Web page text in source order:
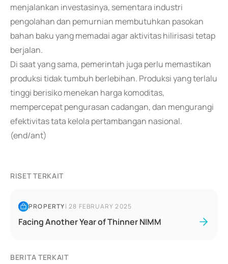
menjalankan investasinya, sementara industri
pengolahan dan pemurnian membutuhkan pasokan
bahan baku yang memadai agar aktivitas hilirisasi tetap
berjalan.
Di saat yang sama, pemerintah juga perlu memastikan
produksi tidak tumbuh berlebihan. Produksi yang terlalu
tinggi berisiko menekan harga komoditas,
mempercepat pengurasan cadangan, dan mengurangi
efektivitas tata kelola pertambangan nasional.
(end/ant)
RISET TERKAIT
PROPERTY|28 FEBRUARY 2025
Facing Another Year of Thinner NIMM
BERITA TERKAIT